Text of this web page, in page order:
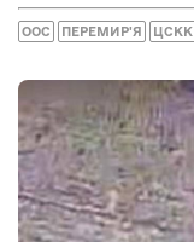
ООС ПЕРЕМИР'Я ЦСКК